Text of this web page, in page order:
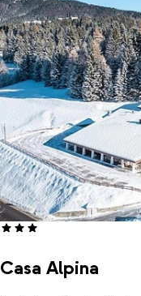
wintervakantie om
Casa Alpina